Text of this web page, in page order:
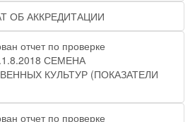
ОБ АККРЕДИТАЦИИ
отчет по проверке
СЕМЕНА
КУЛЬТУР (ПОКАЗАТЕЛИ
отчет по проверке